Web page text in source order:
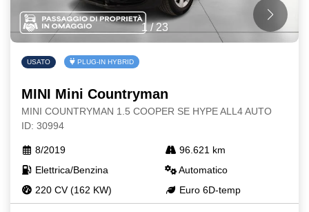
1/ 23
USATO PLUG-IN HYBRID
MINI Mini Countryman
MINI COUNTRYMAN 1.5 COOPER SE HYPE ALL4 AUTO
ID: 30994
8/2019
96.621 km
Elettrica/Benzina
Automatico
220 CV (162 KW)
Euro 6D-temp